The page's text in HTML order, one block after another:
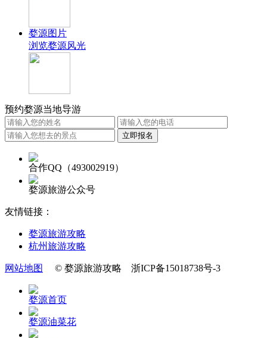
婺源图片
浏览婺源风光
预约婺源当地导游
合作QQ（493002919）
婺源旅游公众号
友情链接：
婺源旅游攻略
杭州旅游攻略
网站地图 © 婺源旅游攻略 浙ICP备15018738号-3
婺源首页
婺源油菜花